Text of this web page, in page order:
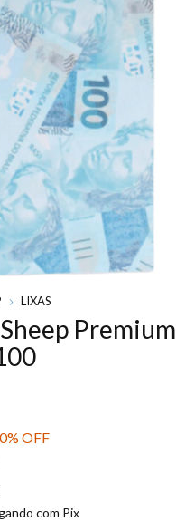
LIXAS
Premium
% OFF
com Pix